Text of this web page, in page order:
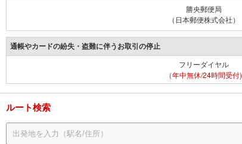
勝央郵便局
（日本郵便株式会社）
通帳やカードの紛失・盗難に伴うお取引の停止
フリーダイヤル
（年中無休/24時間受付)
ルート検索